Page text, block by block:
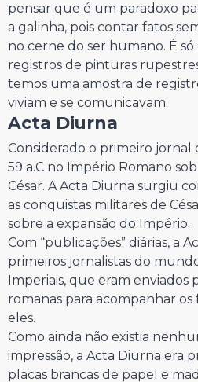
pensar que é um paradoxo
a galinha, pois contar fatos
no cerne do ser humano. É
registros de pinturas
temos uma amostra de
viviam e se comunicavam.
Acta Diurna
Considerado o primeiro jornal
59 a.C no Império Romano
César. A Acta Diurna surgiu
as conquistas militares de
sobre a expansão do Império.
Com “publicações” diárias, a
primeiros jornalistas do
Imperiais, que eram enviados
romanas para acompanhar
eles.
Como ainda não existia
impressão, a Acta Diurna era
placas brancas de papel e